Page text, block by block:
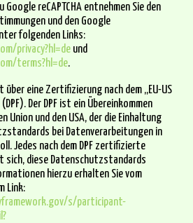
reCAPTCHA entnehmen Sie den
und den Google
folgenden Links:
privacy?hl=de und
terms?hl=de.
über eine Zertifizierung nach dem „EU-US
Der DPF ist ein Übereinkommen
Union und den USA, der die Einhaltung
bei Datenverarbeitungen in
Jedes nach dem DPF zertifizierte
sich, diese Datenschutzstandards
hierzu erhalten Sie vom
Link:
s/participant-